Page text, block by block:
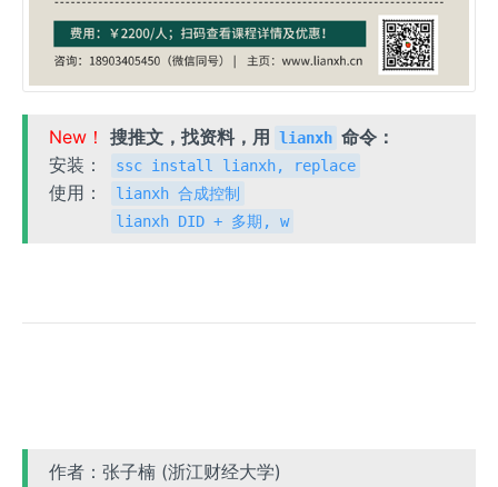
New！ 搜推文，找资料，用 lianxh 命令：
安装：
ssc install lianxh, replace
使用：
lianxh 合成控制
lianxh DID + 多期, w
作者：张子楠 (浙江财经大学)